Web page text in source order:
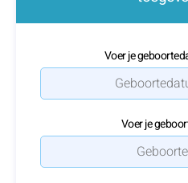
Voer je
Voer je